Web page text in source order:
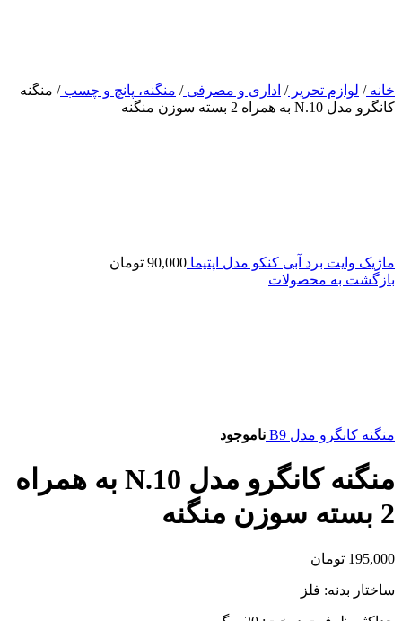
خانه/ لوازم تحریر/ اداری و مصرفی/ منگنه، پانچ و چسب/ منگنه
کانگرو مدل N.10 به همراه 2 بسته سوزن منگنه
ماژیک وایت برد آبی کنکو مدل اپتیما 90,000 تومان
بازگشت به محصولات
منگنه کانگرو مدل B9 ناموجود
منگنه کانگرو مدل N.10 به همراه
2 بسته سوزن منگنه
195,000 تومان
ساختار بدنه: فلز